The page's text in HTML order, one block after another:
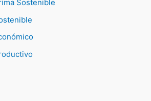
Sostenible